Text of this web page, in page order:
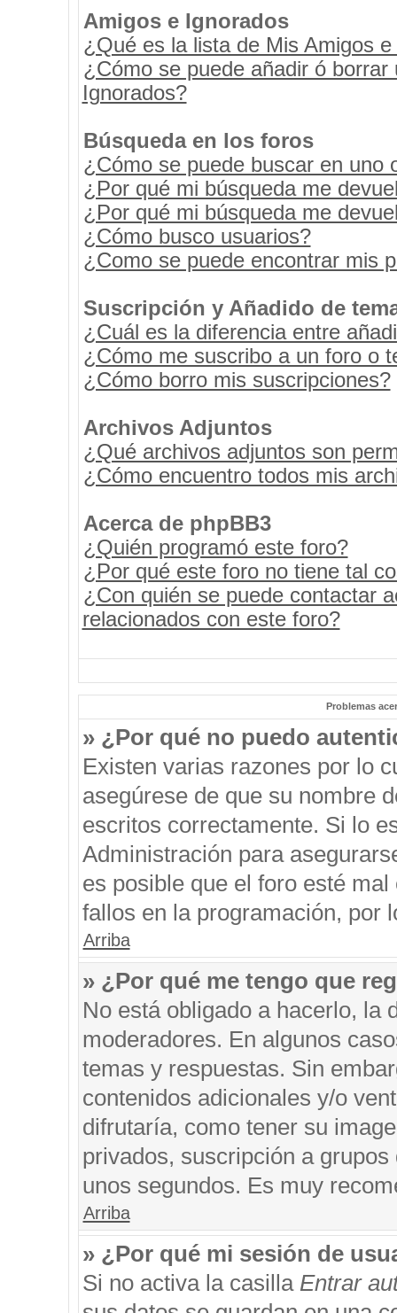
Amigos e Ignorados
¿Qué es la lista de Mis Amigos
¿Cómo se puede añadir ó
Ignorados?
Búsqueda en los foros
¿Cómo se puede buscar en uno
¿Por qué mi búsqueda me
¿Por qué mi búsqueda me
¿Cómo busco usuarios?
¿Como se puede encontrar mis
Suscripción y Añadido de
¿Cuál es la diferencia entre
¿Cómo me suscribo a un foro o
¿Cómo borro mis suscripciones?
Archivos Adjuntos
¿Qué archivos adjuntos son
¿Cómo encuentro todos mis
Acerca de phpBB3
¿Quién programó este foro?
¿Por qué este foro no tiene tal
¿Con quién se puede contactar
relacionados con este foro?
Problemas
» ¿Por qué no puedo
Existen varias razones por lo
asegúrese de que su nombre
escritos correctamente. Si lo
Administración para
es posible que el foro esté
fallos en la programación, por
Arriba
» ¿Por qué me tengo que
No está obligado a hacerlo, la
moderadores. En algunos
temas y respuestas. Sin
contenidos adicionales y/o
difrutaría, como tener su
privados, suscripción a
unos segundos. Es muy
Arriba
» ¿Por qué mi sesión de
Si no activa la casilla Entrar